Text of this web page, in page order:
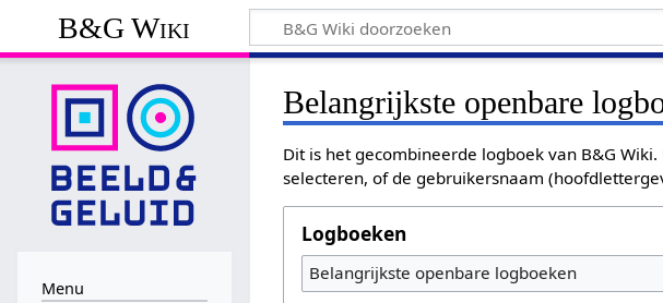
B&G Wiki
Belangrijkste openbare
Dit is het gecombineerde logboek van B&G
selecteren, of de gebruikersnaam
Logboeken
Belangrijkste openbare logboeken
Menu